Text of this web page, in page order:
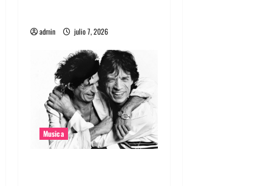
admin julio 7, 2026
Musica